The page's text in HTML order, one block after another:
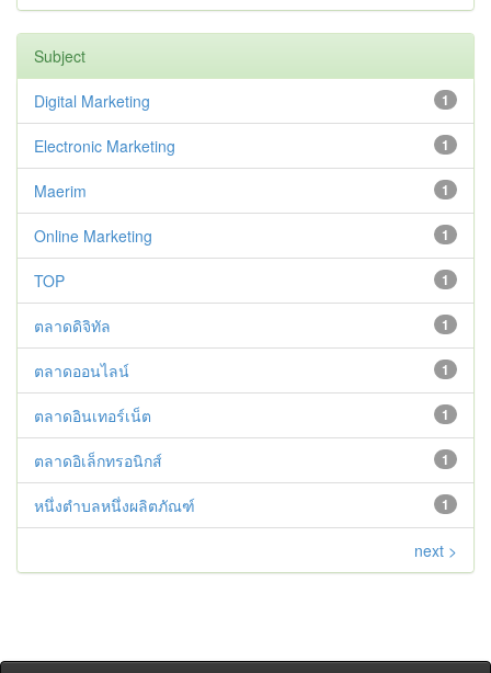
Subject
1
Digital Marketing
1
Electronic Marketing
1
Maerim
1
Online Marketing
1
TOP
1
ตลาดดิจิทัล
1
ตลาดออนไลน์
1
ตลาดอินเทอร์เน็ต
1
ตลาดอิเล็กทรอนิกส์
1
หนึ่งตำบลหนึ่งผลิตภัณฑ์
next >